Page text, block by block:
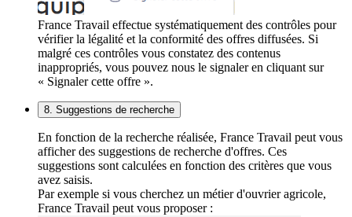
France Travail effectue systématiquement des contrôles pour
vérifier la légalité et la conformité des offres diffusées. Si
malgré ces contrôles vous constatez des contenus
inappropriés, vous pouvez nous le signaler en cliquant sur
« Signaler cette offre ».
8. Suggestions de recherche
En fonction de la recherche réalisée, France Travail peut vous
afficher des suggestions de recherche d'offres. Ces
suggestions sont calculées en fonction des critères que vous
avez saisis.
Par exemple si vous cherchez un métier d'ouvrier agricole,
France Travail peut vous proposer :